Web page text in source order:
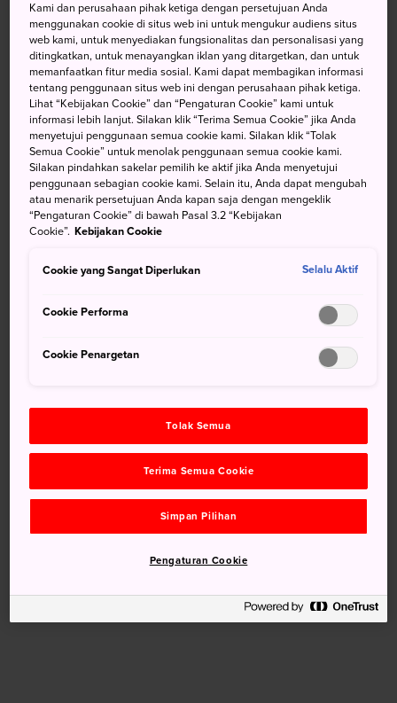
mengesankan
Bersantai di air panas alami Pemandian Air Panas
(Onsen) Kawayu
Kagumi Air Terjun Nachi-no-Otaki yang megah
Menuju lokasi
Kami dan perusahaan pihak ketiga dengan persetujuan Anda
menggunakan cookie di situs web ini untuk mengukur audiens situs
web kami, untuk menyediakan fungsionalitas dan personalisasi yang
ditingkatkan, untuk menayangkan iklan yang ditargetkan, dan untuk
memanfaatkan fitur media sosial. Kami dapat membagikan informasi
tentang penggunaan situs web ini dengan perusahaan pihak ketiga.
Lihat “Kebijakan Cookie” dan “Pengaturan Cookie” kami untuk
informasi lebih lanjut. Silakan klik “Terima Semua Cookie” jika Anda
menyetujui penggunaan semua cookie kami. Silakan klik “Tolak
Semua Cookie” untuk menolak penggunaan semua cookie kami.
Silakan pindahkan sakelar pemilih ke aktif jika Anda menyetujui
penggunaan sebagian cookie kami. Selain itu, Anda dapat mengubah
atau menarik persetujuan Anda kapan saja dengan mengeklik
“Pengaturan Cookie” di bawah Pasal 3.2 “Kebijakan
Cookie”. Kebijakan Cookie
Cookie yang Sangat Diperlukan Selalu Aktif
Cookie Performa
Cookie Penargetan
Tolak Semua
Terima Semua Cookie
Simpan Pilihan
Pengaturan Cookie